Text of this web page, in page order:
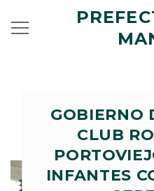
GOBIERNO
CLUB
INFANTES